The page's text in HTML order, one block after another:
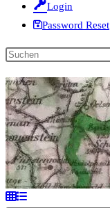
Login
Password Reset
Diese
durchsuchen